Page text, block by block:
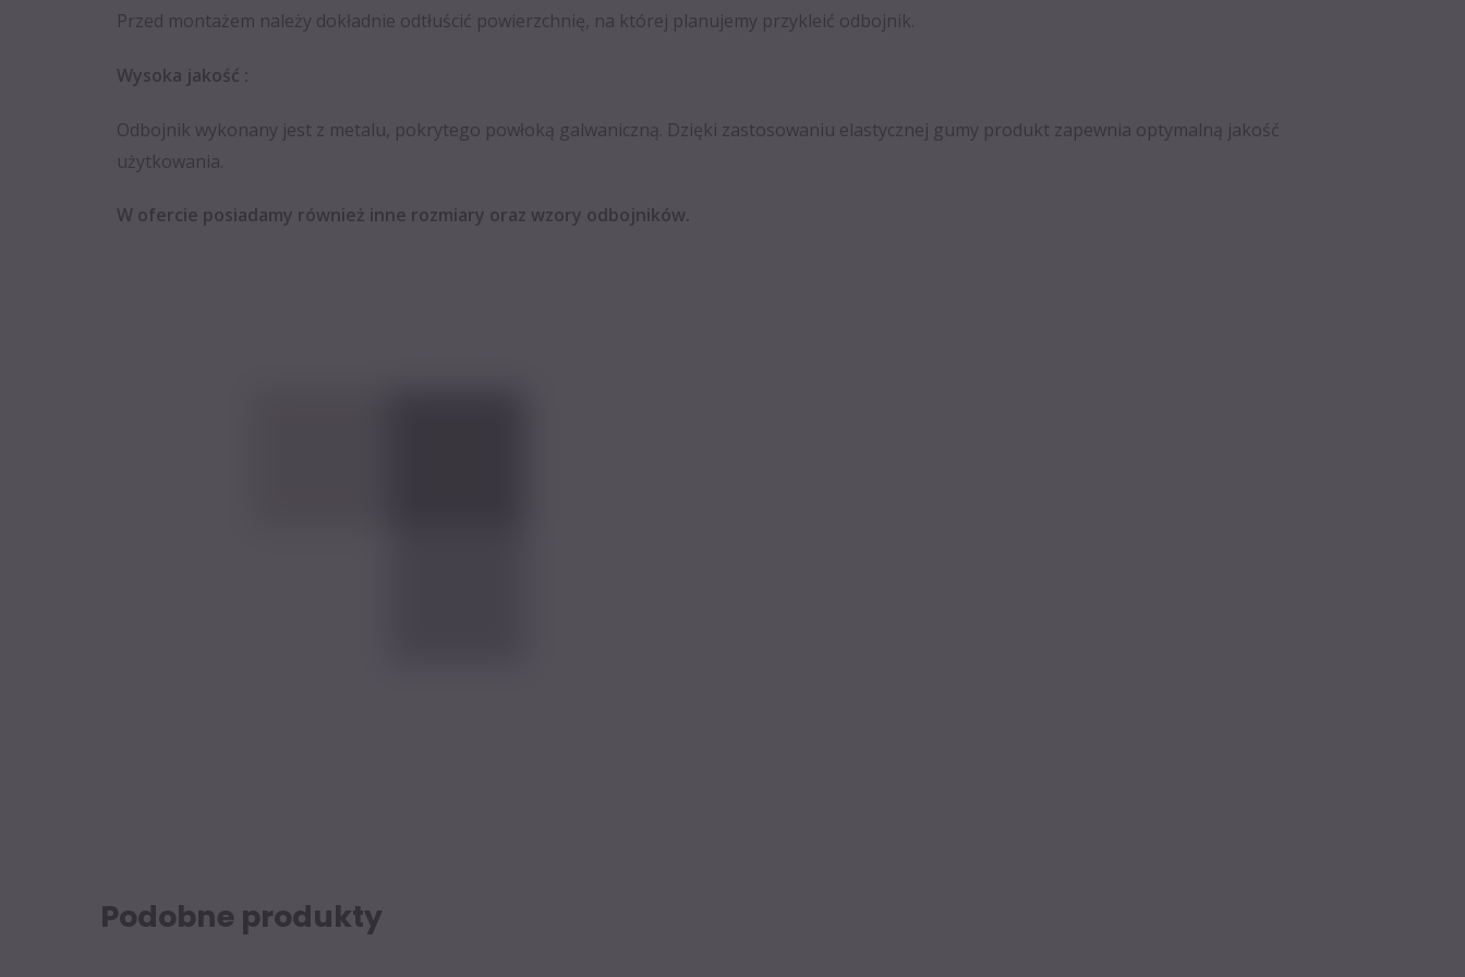
Przed montażem należy dokładnie odtłuścić powierzchnię, na której planujemy przykleić odbojnik.
Wysoka jakość :
Odbojnik wykonany jest z metalu, pokrytego powłoką galwaniczną. Dzięki zastosowaniu elastycznej gumy produkt zapewnia optymalną jakość
użytkowania.
W ofercie posiadamy również inne rozmiary oraz wzory odbojników.
Podobne produkty